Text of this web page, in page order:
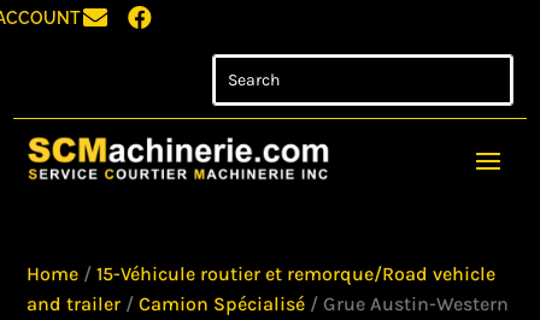
 
Home /15-Véhicule routier et remorque/Road vehicle
and trailer /Camion Spécialisé / Grue Austin-Western